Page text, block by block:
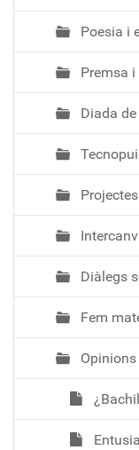
Poesia i
Premsa
Diada
Projectes
Diàlegs
Fem